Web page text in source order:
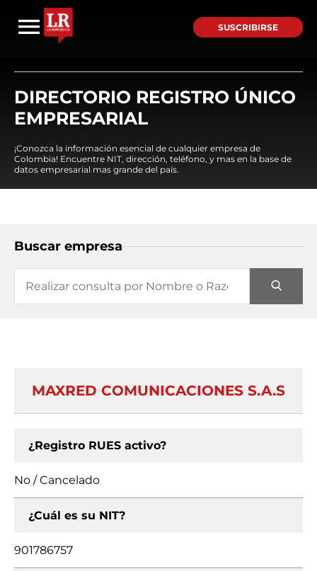
SUSCRIBIRSE
DIRECTORIO REGISTRO ÚNICO
EMPRESARIAL
¡Conozca la información esencial de cualquier empresa de
Colombia! Encuentre NIT, dirección, teléfono, y mas en la base de
datos empresarial mas grande del país.
Buscar empresa
MAXRED COMUNICACIONES S.A.S
¿Registro RUES activo?
No / Cancelado
¿Cuál es su NIT?
901786757